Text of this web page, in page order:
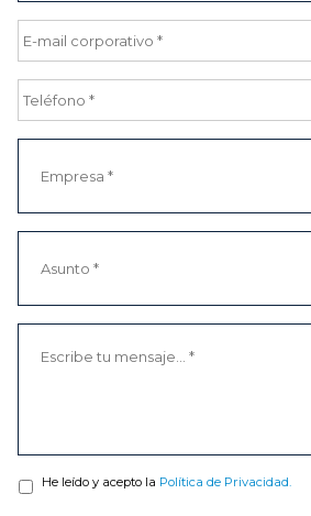
He leído y acepto la Política de Privacidad.